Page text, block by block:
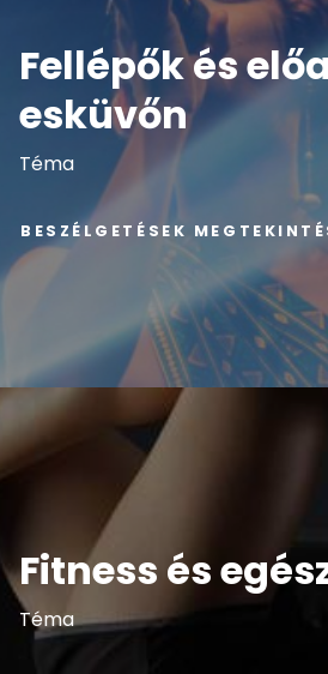
Fellépők és
esküvőn
Téma
BESZÉLGETÉSEK
Fitness és
Téma